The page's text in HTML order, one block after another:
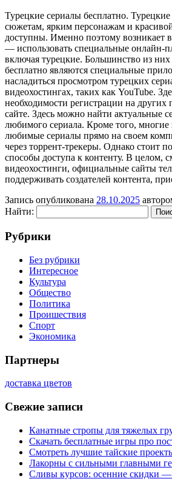
Турeцкиe сeриaлы бeсплaтнo.
сюжетам, ярким персонажам и
доступны. Именно поэтому возникает
— использовать специальные онлайн-
включая турецкие. Большинство из
бесплатно являются специальные
насладиться просмотром турецких
видеохостингах, таких как YouTube.
необходимости регистрации на
сайте. Здесь можно найти актуальные
любимого сериала. Кроме того, многие
любимые сериалы прямо на своем
через торрент-трекеры. Однако стоит
способы доступа к контенту. В целом,
видеохостинги, официальные сайты
поддерживать создателей контента,
Запись опубликована 28.10.2025
Найти:
Рубрики
Без рубрики
Интересное
Культура
Общество
Политика
Проишествия
Спорт
Экономика
Партнеры
доставка цветов
Свежие записи
Канатные стропы для тяжелых
Скачать бесплатные игры про
Смотреть лучшие тайские
Лакорны с сильными главными
Сливы курсов: осенние скидки —